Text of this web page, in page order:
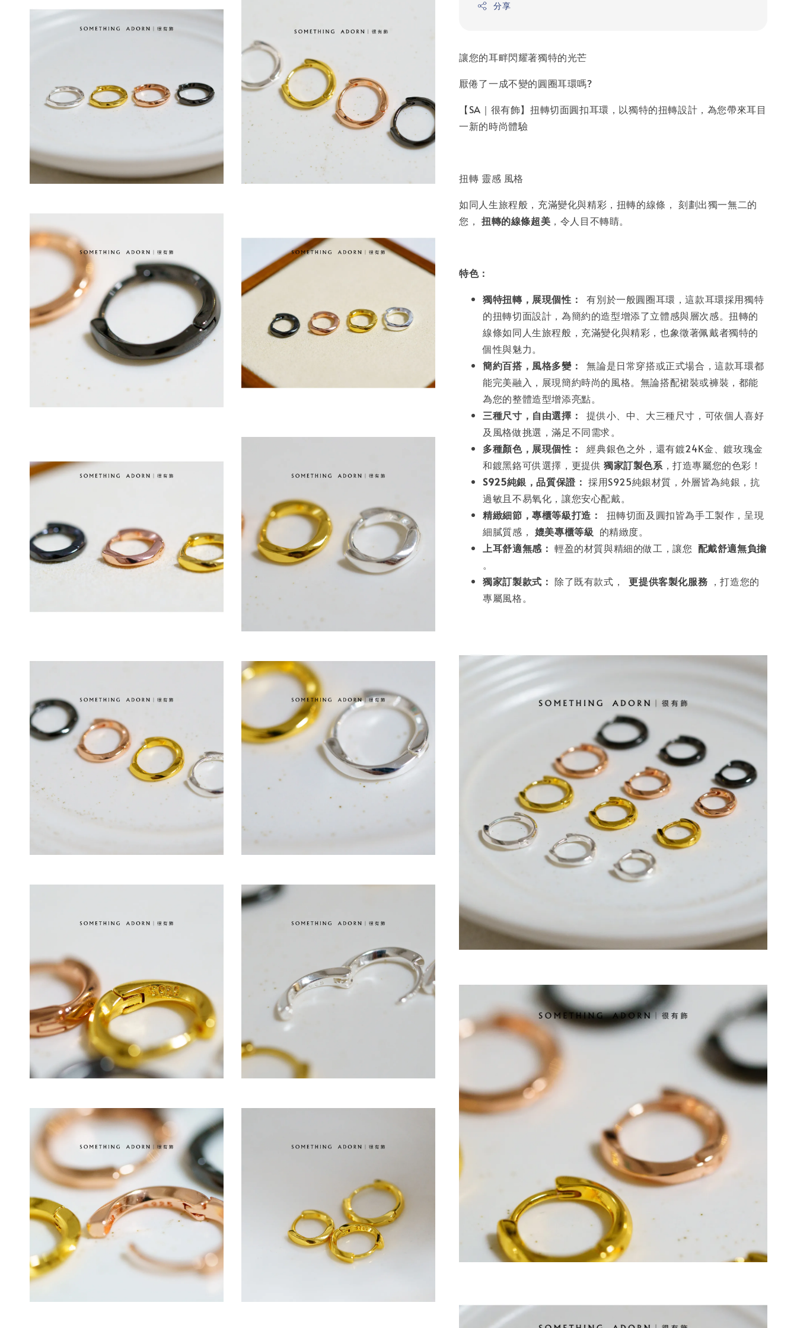
分享
讓您的耳畔閃耀著獨特的光芒
厭倦了一成不變的圓圈耳環嗎?
【SA｜很有飾】扭轉切面圓扣耳環，以獨特的扭轉設計，為您帶來耳目
一新的時尚體驗
扭轉 靈感 風格
如同人生旅程般，充滿變化與精彩，扭轉的線條， 刻劃出獨一無二的
您， 扭轉的線條超美 ，令人目不轉睛。
特色：
獨特扭轉，展現個性：
有別於一般圓圈耳環，這款耳環採用獨特
的扭轉切面設計，為簡約的造型增添了立體感與層次感。扭轉的
線條如同人生旅程般，充滿變化與精彩，也象徵著佩戴者獨特的
個性與魅力。
簡約百搭，風格多變：
無論是日常穿搭或正式場合，這款耳環都
能完美融入，展現簡約時尚的風格。無論搭配裙裝或褲裝，都能
為您的整體造型增添亮點。
三種尺寸，自由選擇：
提供小、中、大三種尺寸，可依個人喜好
及風格做挑選，滿足不同需求。
多種顏色，展現個性：
經典銀色之外，還有鍍24K金、鍍玫瑰金
和鍍黑鉻可供選擇，更提供 獨家訂製色系 ，打造專屬您的色彩！
S925純銀，品質保證： 採用S925純銀材質，外層皆為純銀，抗
過敏且不易氧化，讓您安心配戴。
精緻細節，專櫃等級打造：
扭轉切面及圓扣皆為手工製作，呈現
細膩質感， 媲美專櫃等級 的精緻度。
上耳舒適無感： 輕盈的材質與精細的做工，讓您 配戴舒適無負擔
。
獨家訂製款式： 除了既有款式，更提供客製化服務 ，打造您的
專屬風格。